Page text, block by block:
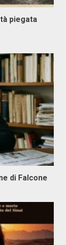
piegata
di Falcone